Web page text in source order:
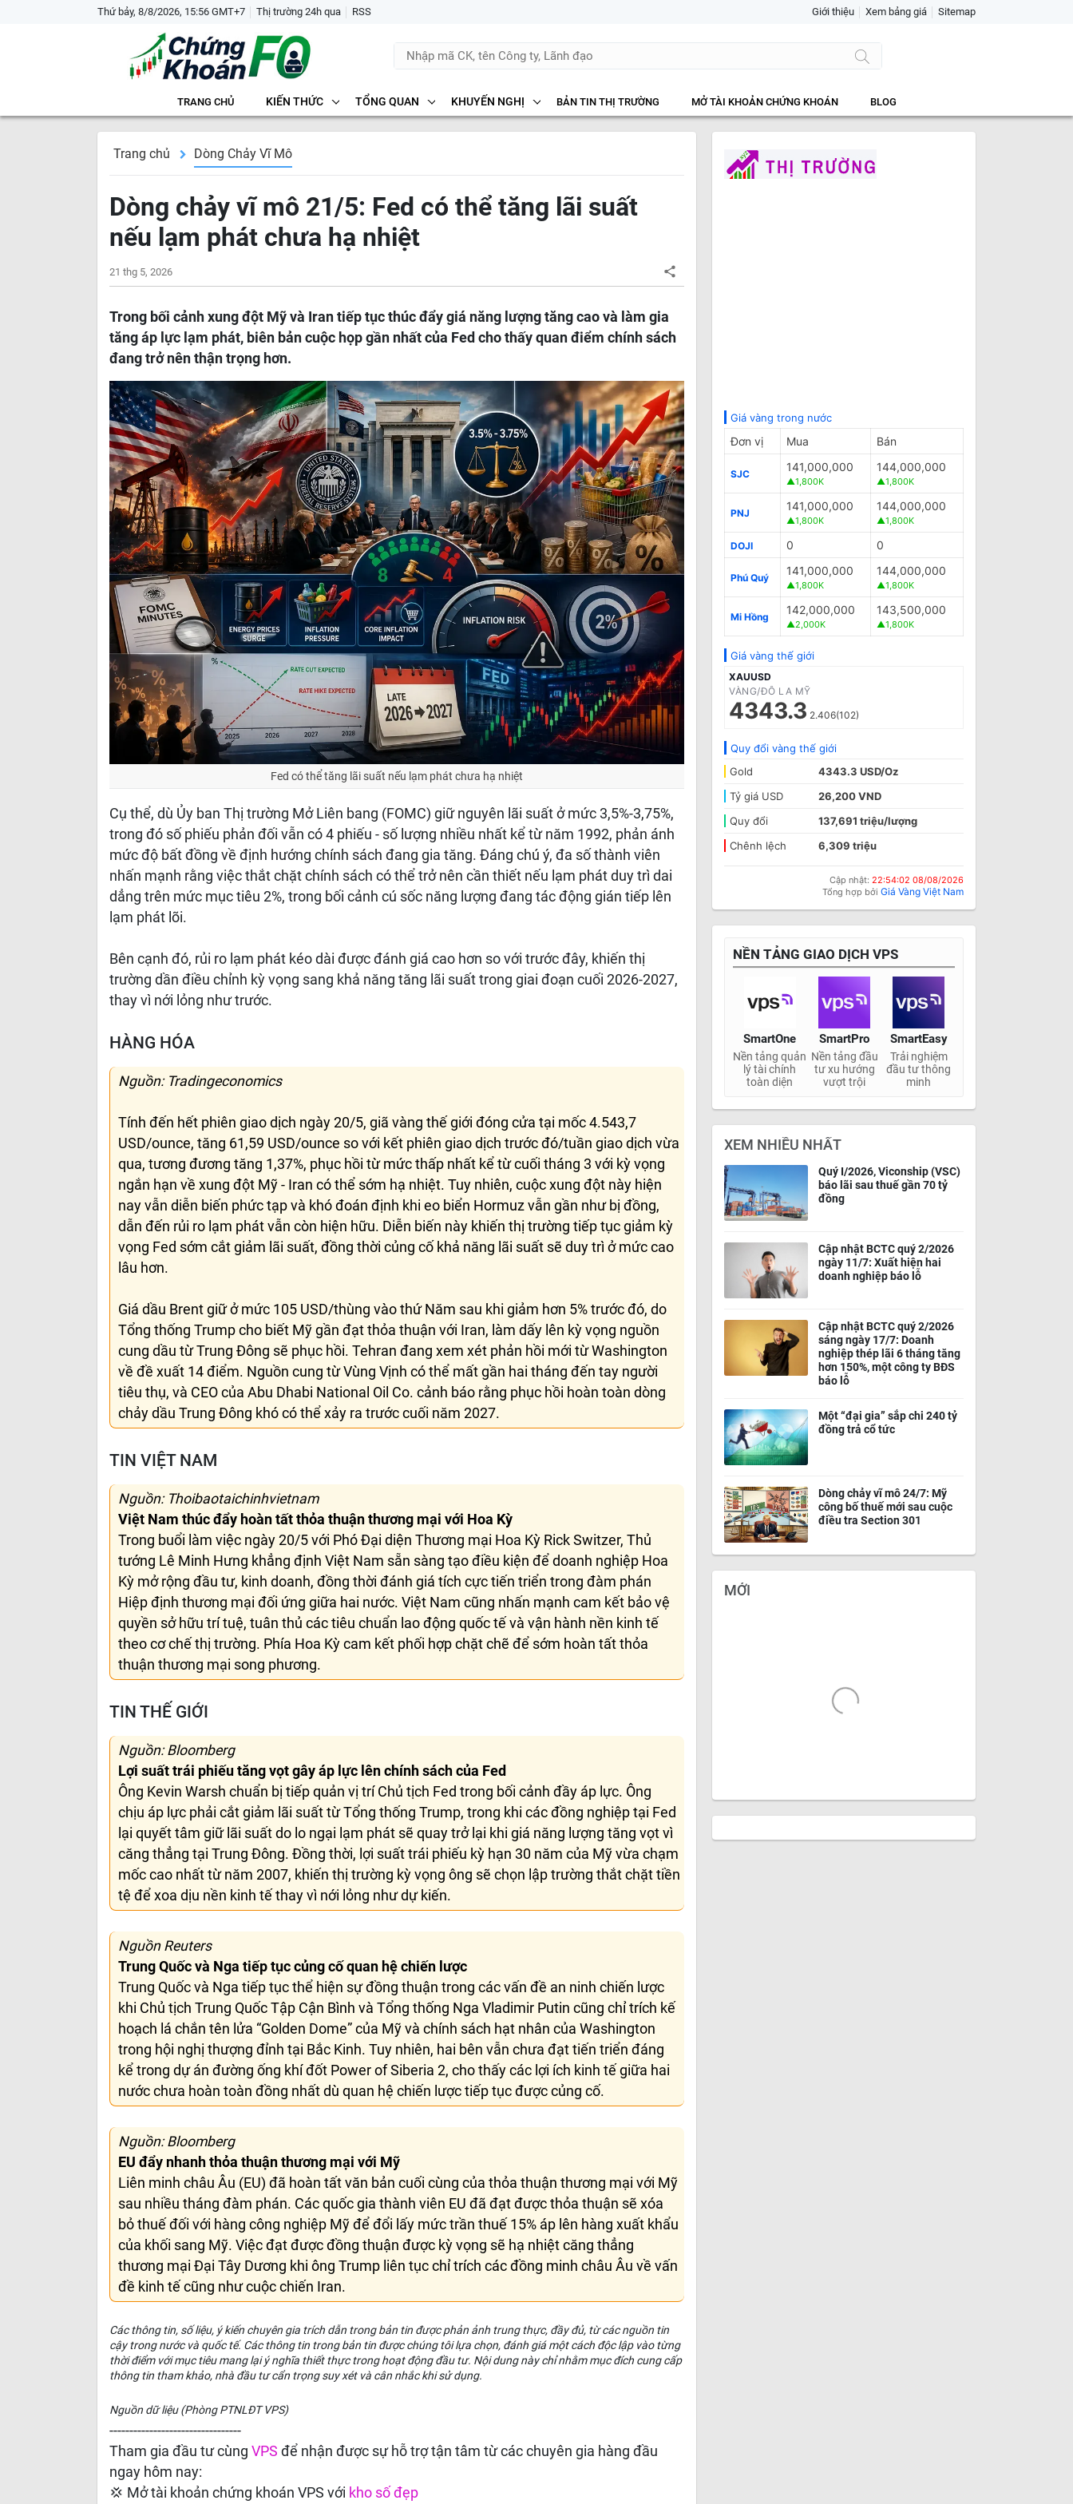
Thứ bảy, 8/8/2026, 15:56 GMT+7 Thị trường 24h qua RSS Giới thiệu Xem bảng giá Sitemap
TRANG CHỦ KIẾN THỨC TỔNG QUAN KHUYẾN NGHỊ BẢN TIN THỊ TRƯỜNG MỞ TÀI KHOẢN CHỨNG KHOÁN BLOG
Trang chủ Dòng Chảy Vĩ Mô
Dòng chảy vĩ mô 21/5: Fed có thể tăng lãi suất
nếu lạm phát chưa hạ nhiệt
21 thg 5, 2026
Trong bối cảnh xung đột Mỹ và Iran tiếp tục thúc đẩy giá năng lượng tăng cao và làm gia
tăng áp lực lạm phát, biên bản cuộc họp gần nhất của Fed cho thấy quan điểm chính sách
đang trở nên thận trọng hơn.
Fed có thể tăng lãi suất nếu lạm phát chưa hạ nhiệt
Cụ thể, dù Ủy ban Thị trường Mở Liên bang (FOMC) giữ nguyên lãi suất ở mức 3,5%-3,75%,
trong đó số phiếu phản đối vẫn có 4 phiếu - số lượng nhiều nhất kể từ năm 1992, phản ánh
mức độ bất đồng về định hướng chính sách đang gia tăng. Đáng chú ý, đa số thành viên
nhấn mạnh rằng việc thắt chặt chính sách có thể trở nên cần thiết nếu lạm phát duy trì dai
dẳng trên mức mục tiêu 2%, trong bối cảnh cú sốc năng lượng đang tác động gián tiếp lên
lạm phát lõi.
Bên cạnh đó, rủi ro lạm phát kéo dài được đánh giá cao hơn so với trước đây, khiến thị
trường dần điều chỉnh kỳ vọng sang khả năng tăng lãi suất trong giai đoạn cuối 2026-2027,
thay vì nới lỏng như trước.
HÀNG HÓA
Nguồn: Tradingeconomics
Tính đến hết phiên giao dịch ngày 20/5, giã vàng thế giới đóng cửa tại mốc 4.543,7
USD/ounce, tăng 61,59 USD/ounce so với kết phiên giao dịch trước đó/tuần giao dịch vừa
qua, tương đương tăng 1,37%, phục hồi từ mức thấp nhất kể từ cuối tháng 3 với kỳ vọng
ngắn hạn về xung đột Mỹ - Iran có thể sớm hạ nhiệt. Tuy nhiên, cuộc xung đột này hiện
nay vẫn diễn biến phức tạp và khó đoán định khi eo biển Hormuz vẫn gần như bị đồng,
dẫn đến rủi ro lạm phát vẫn còn hiện hữu. Diễn biến này khiến thị trường tiếp tục giảm kỳ
vọng Fed sớm cắt giảm lãi suất, đồng thời củng cố khả năng lãi suất sẽ duy trì ở mức cao
lâu hơn.
Giá dầu Brent giữ ở mức 105 USD/thùng vào thứ Năm sau khi giảm hơn 5% trước đó, do
Tổng thống Trump cho biết Mỹ gần đạt thỏa thuận với Iran, làm dấy lên kỳ vọng nguồn
cung dầu từ Trung Đông sẽ phục hồi. Tehran đang xem xét phản hồi mới từ Washington
về đề xuất 14 điểm. Nguồn cung từ Vùng Vịnh có thể mất gần hai tháng đến tay người
tiêu thụ, và CEO của Abu Dhabi National Oil Co. cảnh báo rằng phục hồi hoàn toàn dòng
chảy dầu Trung Đông khó có thể xảy ra trước cuối năm 2027.
TIN VIỆT NAM
Nguồn: Thoibaotaichinhvietnam
Việt Nam thúc đẩy hoàn tất thỏa thuận thương mại với Hoa Kỳ
Trong buổi làm việc ngày 20/5 với Phó Đại diện Thương mại Hoa Kỳ Rick Switzer, Thủ
tướng Lê Minh Hưng khẳng định Việt Nam sẵn sàng tạo điều kiện để doanh nghiệp Hoa
Kỳ mở rộng đầu tư, kinh doanh, đồng thời đánh giá tích cực tiến triển trong đàm phán
Hiệp định thương mại đối ứng giữa hai nước. Việt Nam cũng nhấn mạnh cam kết bảo vệ
quyền sở hữu trí tuệ, tuân thủ các tiêu chuẩn lao động quốc tế và vận hành nền kinh tế
theo cơ chế thị trường. Phía Hoa Kỳ cam kết phối hợp chặt chẽ để sớm hoàn tất thỏa
thuận thương mại song phương.
TIN THẾ GIỚI
Nguồn: Bloomberg
Lợi suất trái phiếu tăng vọt gây áp lực lên chính sách của Fed
Ông Kevin Warsh chuẩn bị tiếp quản vị trí Chủ tịch Fed trong bối cảnh đầy áp lực. Ông
chịu áp lực phải cắt giảm lãi suất từ Tổng thống Trump, trong khi các đồng nghiệp tại Fed
lại quyết tâm giữ lãi suất do lo ngại lạm phát sẽ quay trở lại khi giá năng lượng tăng vọt vì
căng thẳng tại Trung Đông. Đồng thời, lợi suất trái phiếu kỳ hạn 30 năm của Mỹ vừa chạm
mốc cao nhất từ năm 2007, khiến thị trường kỳ vọng ông sẽ chọn lập trường thắt chặt tiền
tệ để xoa dịu nền kinh tế thay vì nới lỏng như dự kiến.
Nguồn Reuters
Trung Quốc và Nga tiếp tục củng cố quan hệ chiến lược
Trung Quốc và Nga tiếp tục thể hiện sự đồng thuận trong các vấn đề an ninh chiến lược
khi Chủ tịch Trung Quốc Tập Cận Bình và Tổng thống Nga Vladimir Putin cũng chỉ trích kế
hoạch lá chắn tên lửa “Golden Dome” của Mỹ và chính sách hạt nhân của Washington
trong hội nghị thượng đỉnh tại Bắc Kinh. Tuy nhiên, hai bên vẫn chưa đạt tiến triển đáng
kể trong dự án đường ống khí đốt Power of Siberia 2, cho thấy các lợi ích kinh tế giữa hai
nước chưa hoàn toàn đồng nhất dù quan hệ chiến lược tiếp tục được củng cố.
Nguồn: Bloomberg
EU đẩy nhanh thỏa thuận thương mại với Mỹ
Liên minh châu Âu (EU) đã hoàn tất văn bản cuối cùng của thỏa thuận thương mại với Mỹ
sau nhiều tháng đàm phán. Các quốc gia thành viên EU đã đạt được thỏa thuận sẽ xóa
bỏ thuế đối với hàng công nghiệp Mỹ để đổi lấy mức trần thuế 15% áp lên hàng xuất khẩu
của khối sang Mỹ. Việc đạt được đồng thuận được kỳ vọng sẽ hạ nhiệt căng thẳng
thương mại Đại Tây Dương khi ông Trump liên tục chỉ trích các đồng minh châu Âu về vấn
đề kinh tế cũng như cuộc chiến Iran.
Các thông tin, số liệu, ý kiến chuyên gia trích dẫn trong bản tin được phản ảnh trung thực, đầy đủ, từ các nguồn tin
cậy trong nước và quốc tế. Các thông tin trong bản tin được chúng tôi lựa chọn, đánh giá một cách độc lập vào từng
thời điểm với mục tiêu mang lại ý nghĩa thiết thực trong hoạt động đầu tư. Nội dung này chỉ nhằm mục đích cung cấp
thông tin tham khảo, nhà đầu tư cẩn trọng suy xét và cân nhắc khi sử dụng.
Nguồn dữ liệu (Phòng PTNLĐT VPS)
---------------------------------
Tham gia đầu tư cùng VPS để nhận được sự hỗ trợ tận tâm từ các chuyên gia hàng đầu
ngay hôm nay:
💢 Mở tài khoản chứng khoán VPS với kho số đẹp
Giá vàng trong nước
Đơn vị Mua Bán
SJC
141,000,000
▲1,800K
144,000,000
▲1,800K
PNJ
141,000,000
▲1,800K
144,000,000
▲1,800K
DOJI 0 0
Phú Quý
141,000,000
▲1,800K
144,000,000
▲1,800K
Mi Hồng
142,000,000
▲2,000K
143,500,000
▲1,800K
Giá vàng thế giới
XAUUSD
VÀNG/ĐÔ LA MỸ
4343.3 2.406(102)
Quy đổi vàng thế giới
Gold
4343.3 USD/Oz
Tỷ giá USD
26,200 VND
Quy đổi
137,691 triệu/lượng
Chênh lệch
6,309 triệu
Cập nhật: 22:54:02 08/08/2026
Tổng hợp bởi Giá Vàng Việt Nam
NỀN TẢNG GIAO DỊCH VPS
SmartOne SmartPro SmartEasy
Nền tảng quản
lý tài chính
toàn diện
Nền tảng đầu
tư xu hướng
vượt trội
Trải nghiệm
đầu tư thông
minh
XEM NHIỀU NHẤT
Quý I/2026, Viconship (VSC)
báo lãi sau thuế gần 70 tỷ
đồng
Cập nhật BCTC quý 2/2026
ngày 11/7: Xuất hiện hai
doanh nghiệp báo lỗ
Cập nhật BCTC quý 2/2026
sáng ngày 17/7: Doanh
nghiệp thép lãi 6 tháng tăng
hơn 150%, một công ty BĐS
báo lỗ
Một “đại gia” sắp chi 240 tỷ
đồng trả cổ tức
Dòng chảy vĩ mô 24/7: Mỹ
công bố thuế mới sau cuộc
điều tra Section 301
MỚI